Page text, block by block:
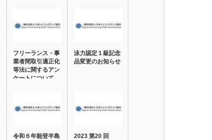
フリーランス・事
業者間取引適正化
等法に関するアン
ケートについて
泳力認定１級記念
品変更のお知らせ
令和６年能登半島
2023 第20 回